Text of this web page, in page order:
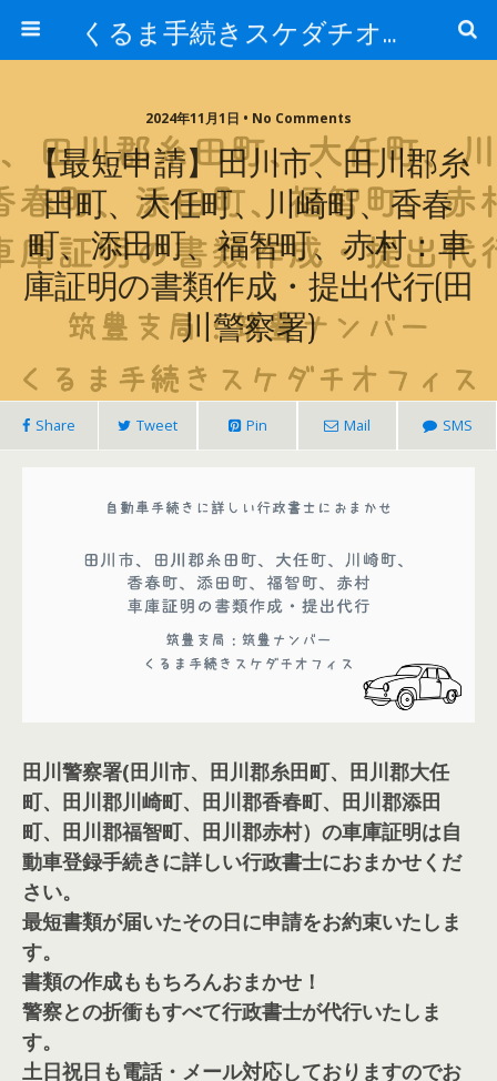
くるま手続きスケダチオフィス
2024年11月1日 • No Comments
【最短申請】田川市、田川郡糸
田町、大任町、川崎町、香春
町、添田町、福智町、赤村：車
庫証明の書類作成・提出代行(田
川警察署)
Share Tweet Pin Mail SMS
田川警察署(田川市、田川郡糸田町、田川郡大任
町、田川郡川崎町、田川郡香春町、田川郡添田
町、田川郡福智町、田川郡赤村） の車庫証明は自
動車登録手続きに詳しい行政書士におまかせくだ
さい。
最短書類が届いたその日に申請をお約束いたしま
す。
書類の作成ももちろんおまかせ！
警察との折衝もすべて行政書士が代行いたしま
す。
土日祝日も電話・メール対応しておりますのでお